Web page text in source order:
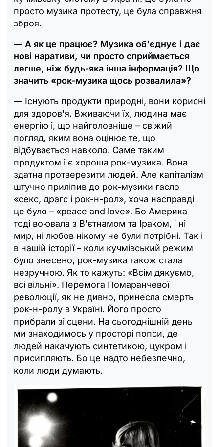
просто музика протесту, це була справжня
зброя.
— А як це працює? Музика об'єднує і дає
нові наративи, чи просто сприймається
легше, ніж будь-яка інша інформація? Що
значить «рок-музика щось розвалила»?
— Існують продукти природні, вони корисні
для здоров'я. Вживаючи їх, людина має
енергію і, що найголовніше – свіжий
погляд, яким вона оцінює те, що
відбувається навколо. Саме таким
продуктом і є хороша рок-музика. Вона
здатна протверезити людей. Але капіталізм
штучно приліпив до рок-музики гасло
«секс, драгс і рок-н-рол», хоча насправді
це було – «peace and love». Бо Америка
тоді воювала з В'єтнамом та Іраком, і ні
мир, ні любов нікому не були потрібні. Так і
в нашій історії – коли кучмівський режим
було знесено, рок-музика також стала
незручною. Як то кажуть: «Всім дякуємо,
всі вільні». Перемога Помаранчевої
революції, як не дивно, принесла смерть
рок-н-ролу в Україні. Його просто
прибрали зі сцени. На сьогоднішній день
ми знаходимось у просторі попси, де
людей накачують синтетикою, цукром і
присипляють. Бо це надто небезпечно,
коли люди думають.